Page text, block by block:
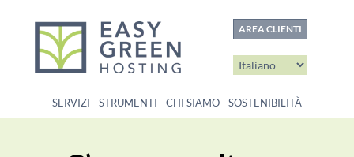
AREA CLIENTI
SERVIZI STRUMENTI CHI SIAMO SOSTENIBILITÀ